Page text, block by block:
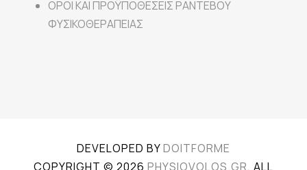
ΟΡΟΙ ΚΑΙ ΠΡΟΫΠΟΘΕΣΕΙΣ ΡΑΝΤΕΒΟΥ
ΦΥΣΙΚΟΘΕΡΑΠΕΙΑΣ
DEVELOPED BYDOITFORME
COPYRIGHT © 2026 PHYSIOVOLOS.GR, ALL